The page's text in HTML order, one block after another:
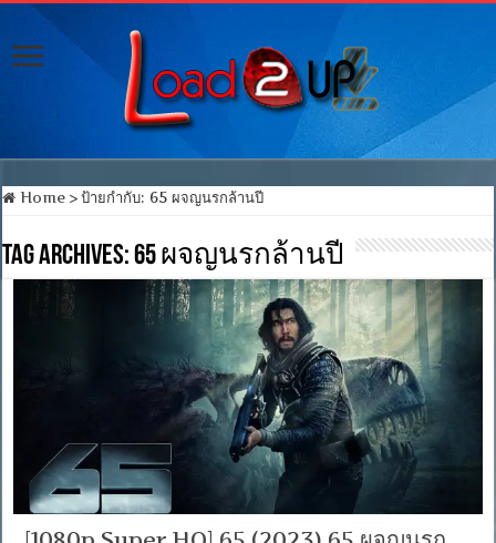
Home > ป้ายกำกับ: 65 ผจญนรกล้านปี
Tag Archives:65 ผจญนรกล้านปี